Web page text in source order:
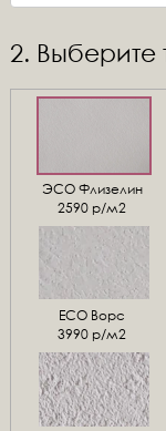
2. Выберите
ЭСО Флизелин
2590 р/м2
ЕСО Ворс
3990 р/м2